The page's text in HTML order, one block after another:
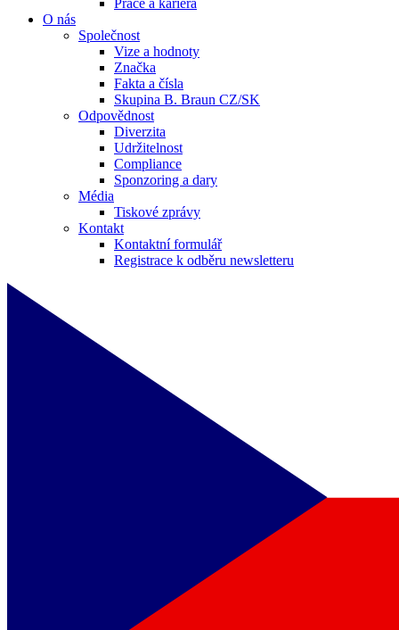
Práce a kariéra
O nás
Společnost
Vize a hodnoty
Značka
Fakta a čísla
Skupina B. Braun CZ/SK
Odpovědnost
Diverzita
Udržitelnost
Compliance
Sponzoring a dary
Média
Tiskové zprávy
Kontakt
Kontaktní formulář
Registrace k odběru newsletteru